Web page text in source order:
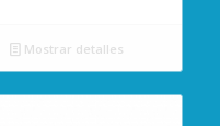
Mostrar detalles